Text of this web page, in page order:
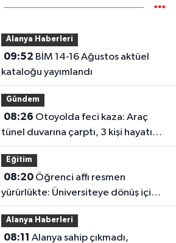
Alanya Haberleri
09:52
kataloğu yayımlandı
Gündem
08:26
tünel duvarına çarptı, 3 kişi hayatını
kaybetti
Eğitim
08:20Öğrenci affı resmen
yürürlükte: Üniversiteye dönüş için 4
ay süre
Alanya Haberleri
08:11